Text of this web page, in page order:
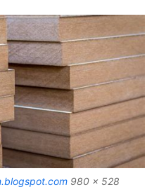
980 x 528